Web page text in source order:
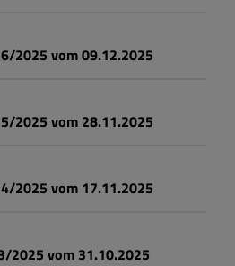
2025 vom 09.12.2025
2025 vom 28.11.2025
2025 vom 17.11.2025
2025 vom 31.10.2025